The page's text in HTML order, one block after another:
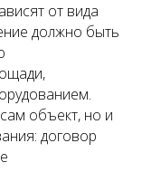
от вида
должно быть
объект, но и
договор